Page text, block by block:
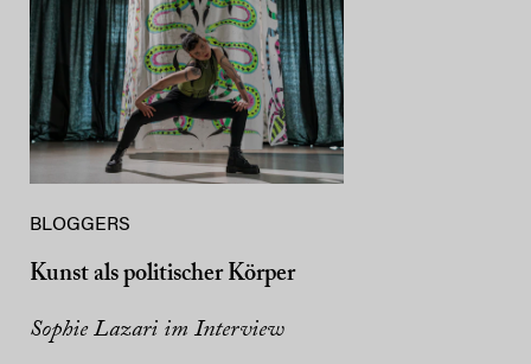
BLOGGERS
Kunst als politischer Körper
Sophie Lazari im Interview